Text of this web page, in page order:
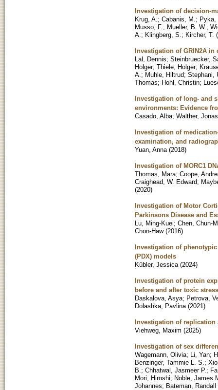
Investigation of decision-
Krug, A. ; Cabanis, M. ; Pyka,
Musso, F. ; Mueller, B. W. ;
A. ; Klingberg, S. ; Kircher, T. (
Investigation of GRIN2A
Lal, Dennis; Steinbruecker,
Holger; Thiele, Holger;
A. ; Muhle, Hiltrud; Stephani,
Thomas; Hohl, Christin;
Investigation of long- and
environments: Evidence
Casado, Alba; Walther, Jonas
Investigation of
examination, and
Yuan, Anna (2018)
Investigation of MORC1
Thomas, Mara; Coope,
Craighead, W. Edward;
(2020)
Investigation of Motor
Parkinsons Disease and
Lu, Ming-Kuei; Chen, Chun-
Chon-Haw (2016)
Investigation of
(PDX) models
Kübler, Jessica (2024)
Investigation of protein
before and after toxic stress
Daskalova, Asya; Petrova,
Dolashka, Pavlina (2021)
Investigation of replication
Viehweg, Maxim (2025)
Investigation of sex
Wagemann, Olivia; Li, Yan;
Benzinger, Tammie L. S. ;
B. ; Chhatwal, Jasmeer P. ;
Mori, Hiroshi; Noble, James
Johannes; Bateman, Randall